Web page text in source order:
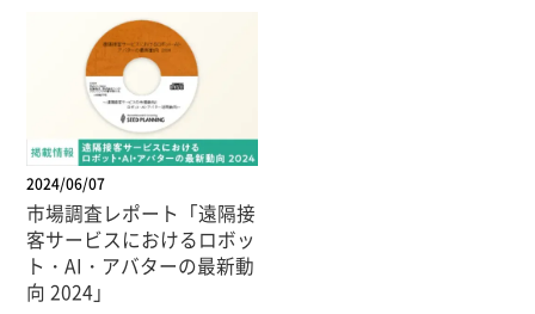
2024/06/07
市場調査レポート「遠隔接
客サービスにおけるロボッ
ト・AI・アバターの最新動
向 2024」